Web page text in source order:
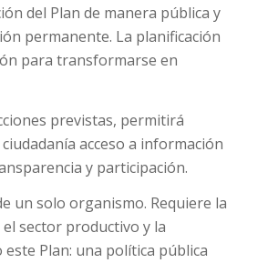
del Plan de manera pública y
permanente. La planificación
para transformarse en
previstas, permitirá
acceso a información
y participación.
un solo organismo. Requiere la
sector productivo y la
Plan: una política pública